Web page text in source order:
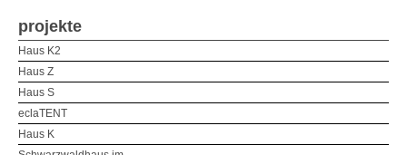
projekte
Haus K2
Haus Z
Haus S
eclaTENT
Haus K